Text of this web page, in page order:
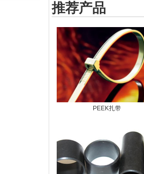
推荐产品
PEEK扎带